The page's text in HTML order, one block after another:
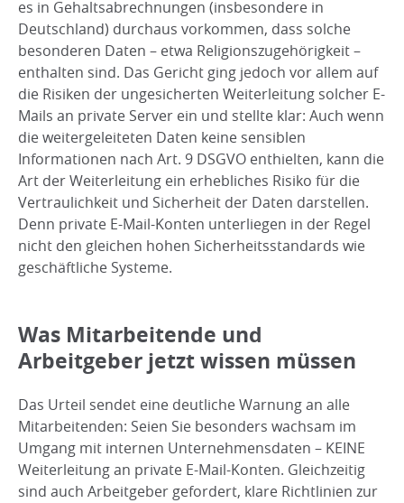
es in Gehaltsabrechnungen (insbesondere in
Deutschland) durchaus vorkommen, dass solche
besonderen Daten – etwa Religionszugehörigkeit –
enthalten sind. Das Gericht ging jedoch vor allem auf
die Risiken der ungesicherten Weiterleitung solcher E-
Mails an private Server ein und stellte klar: Auch wenn
die weitergeleiteten Daten keine sensiblen
Informationen nach Art. 9 DSGVO enthielten, kann die
Art der Weiterleitung ein erhebliches Risiko für die
Vertraulichkeit und Sicherheit der Daten darstellen.
Denn private E-Mail-Konten unterliegen in der Regel
nicht den gleichen hohen Sicherheitsstandards wie
geschäftliche Systeme.
Was Mitarbeitende und
Arbeitgeber jetzt wissen müssen
Das Urteil sendet eine deutliche Warnung an alle
Mitarbeitenden: Seien Sie besonders wachsam im
Umgang mit internen Unternehmensdaten – KEINE
Weiterleitung an private E-Mail-Konten. Gleichzeitig
sind auch Arbeitgeber gefordert, klare Richtlinien zur